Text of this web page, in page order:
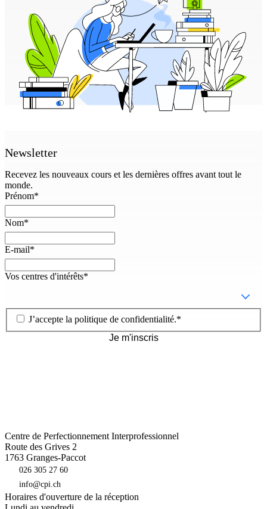
Newsletter
Recevez les nouveaux cours et les dernières offres avant tout le
monde.
Prénom*
Nom*
E-mail*
Vos centres d'intérêts*
J’accepte la politique de confidentialité.*
Je m'inscris
Centre de Perfectionnement Interprofessionnel
Route des Grives 2
1763 Granges-Paccot
026 305 27 60
info@cpi.ch
Horaires d'ouverture de la réception